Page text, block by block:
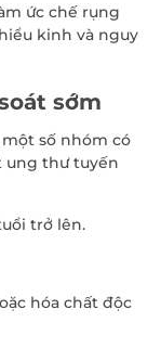
ức chế rụng
kinh và nguy
sớm
số nhóm có
ung thư tuyến
trở lên.
hóa chất độc